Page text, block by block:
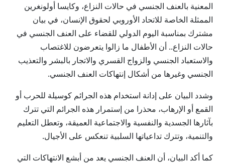
المعنية بالعنف الجنسي في حالات النزاع، وكايسا أولونغرين
الممثلة الخاصة للاتحاد الأوروبي لحقوق الإنسان، في بيان
مشترك بمناسبة اليوم الدولي للقضاء على العنف الجنسي في
حالات النزاع.. أن الأطفال ما زالوا يتعرضون للاغتصاب
والاستعباد الجنسي والزواج القسري والاتجار بالبشر والتعذيب
الجنسي وغيرها من أشكال إنتهاكات العنف الجنسي.
وشدد البيان على إدانة استخدام هذه الجرائم كوسيلة للحرب أو
القمع أو الإرهاب، محذرا من إستمرار هذه الجرائم التي تترك
بآثارها الجسدية والنفسية والاجتماعية العميقة، وتعطل التعليم
والتنمية، وتترك تداعياتها السلبية تنعكس على الأجيال.
كما أكد البيان، أن العنف الجنسي يعد من أبشع الانتهاكات التي